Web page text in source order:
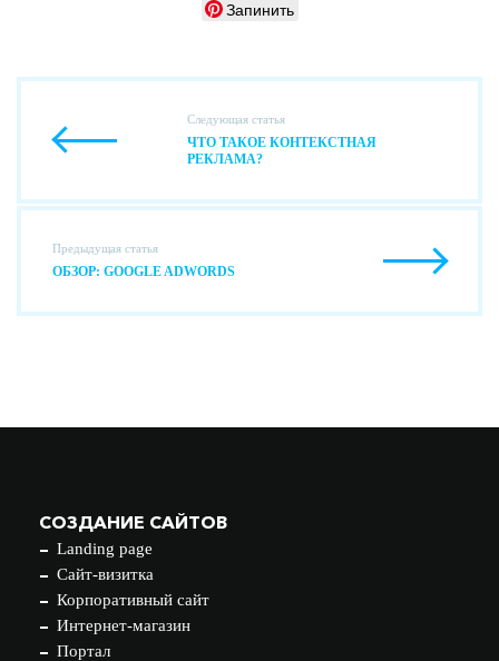
Запинить
Следующая статья
ЧТО ТАКОЕ КОНТЕКСТНАЯ
РЕКЛАМА?
Предыдущая статья
ОБЗОР: GOOGLE ADWORDS
СОЗДАНИЕ САЙТОВ
Landing page
Сайт-визитка
Корпоративный сайт
Интернет-магазин
Портал